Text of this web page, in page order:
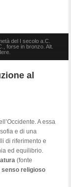
del I secolo a.C.
forse in bronzo. Alt.
al
A essa
e di una
di riferimento e
ed equilibrio.
(fonte
senso religioso